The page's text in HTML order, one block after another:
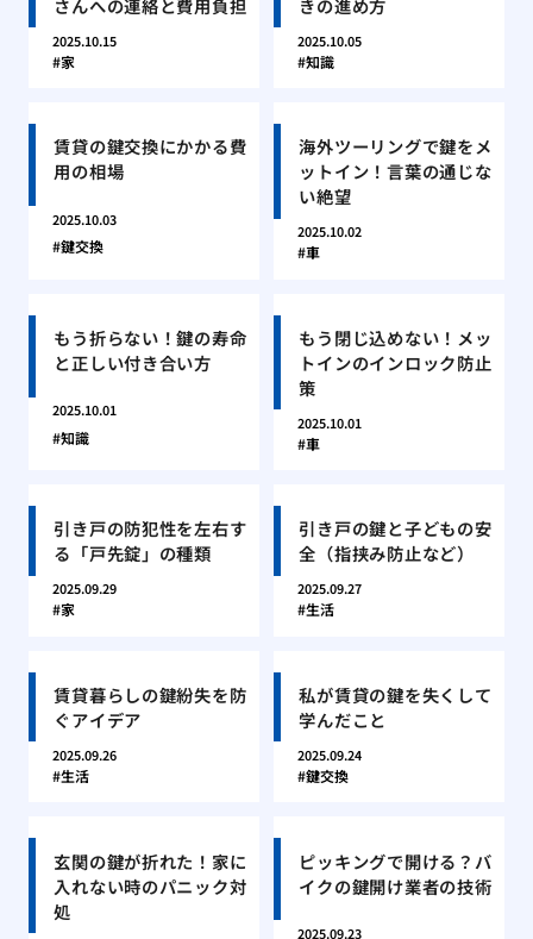
さんへの連絡と費用負担
2025.10.15
家
きの進め方
2025.10.05
知識
賃貸の鍵交換にかかる費
用の相場
2025.10.03
鍵交換
海外ツーリングで鍵をメ
ットイン！言葉の通じな
い絶望
2025.10.02
車
もう折らない！鍵の寿命
と正しい付き合い方
2025.10.01
知識
もう閉じ込めない！メッ
トインのインロック防止
策
2025.10.01
車
引き戸の防犯性を左右す
る「戸先錠」の種類
2025.09.29
家
引き戸の鍵と子どもの安
全（指挟み防止など）
2025.09.27
生活
賃貸暮らしの鍵紛失を防
ぐアイデア
2025.09.26
生活
私が賃貸の鍵を失くして
学んだこと
2025.09.24
鍵交換
玄関の鍵が折れた！家に
入れない時のパニック対
処
ピッキングで開ける？バ
イクの鍵開け業者の技術
2025.09.23